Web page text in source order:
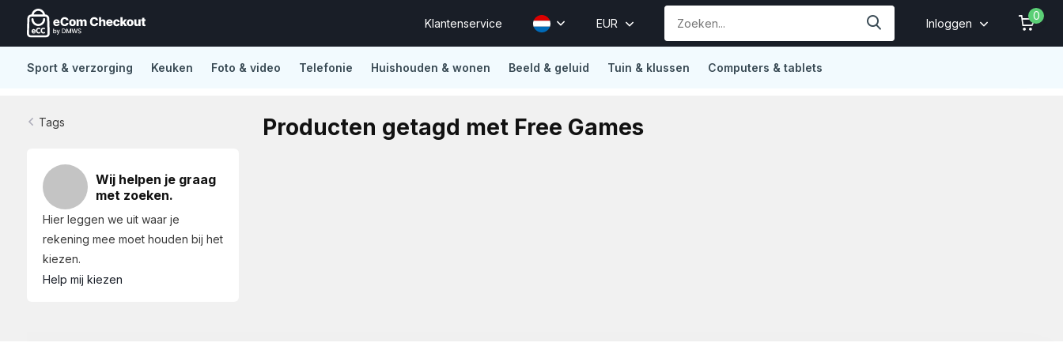
Klantenservice EUR Inloggen
0
Sport & verzorging Keuken Foto & video Telefonie Huishouden & wonen Beeld & geluid Tuin & klussen Computers & tablets
De nieuwe standaard in Lightspeed eCom No distractions Vertrouwd door Mollie, Sendcloud, Traffic Today, Happy Online
Tags
Wij helpen je graag
met zoeken.
Hier leggen we uit waar je
rekening mee moet houden bij het
kiezen.
Help mij kiezen
Producten getagd met Free Games